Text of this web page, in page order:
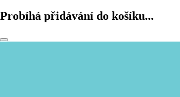
Probíhá přidávání do košíku...